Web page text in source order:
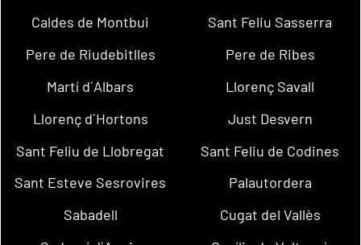
Caldes de Montbui
Sant Feliu Sasserra
Pere de Riudebitlles
Pere de Ribes
Martí d´Albars
Llorenç Savall
Llorenç d´Hortons
Just Desvern
Sant Feliu de Llobregat
Sant Feliu de Codines
Sant Esteve Sesrovires
Palautordera
Sabadell
Cugat del Vallès